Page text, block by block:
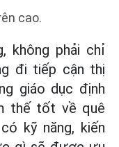
cao.
không phải chỉ
đi tiếp cận thị
giáo dục định
thế tốt về quê
kỹ năng, kiến